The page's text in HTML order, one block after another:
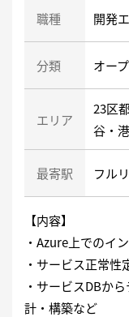
職種 開発
分類 オー
エリア
23区
谷・港
最寄駅 フル
【内容】
・Azure上でのイ
・サービス正常
・サービスDBか
計・構築など